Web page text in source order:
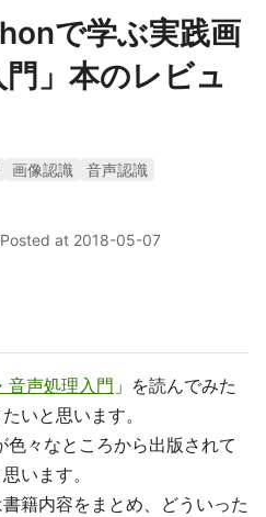
で学ぶ実践画
」本のレビュ
画像認識
音声認識
Posted at 2018-05-07
音声処理入門 」を読んでみた
いと思います。
々なところから出版されて
います。
籍内容をまとめ、どういった